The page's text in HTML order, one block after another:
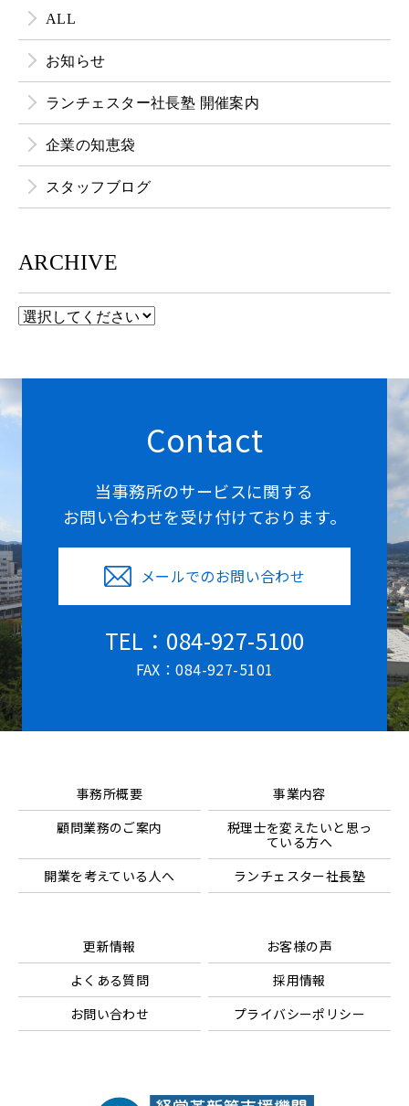
ALL
お知らせ
ランチェスター社長塾 開催案内
企業の知恵袋
スタッフブログ
ARCHIVE
Contact
当事務所のサービスに関する
お問い合わせを受け付けております。
メールでのお問い合わせ
TEL：084-927-5100
FAX：084-927-5101
事務所概要
事業内容
顧問業務のご案内
税理士を変えたいと思っ
ている方へ
開業を考えている人へ
ランチェスター社長塾
更新情報
お客様の声
よくある質問
採用情報
お問い合わせ
プライバシーポリシー